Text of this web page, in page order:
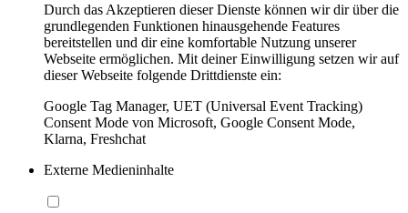
Durch das Akzeptieren dieser Dienste können wir dir über die
grundlegenden Funktionen hinausgehende Features
bereitstellen und dir eine komfortable Nutzung unserer
Webseite ermöglichen. Mit deiner Einwilligung setzen wir auf
dieser Webseite folgende Drittdienste ein:
Google Tag Manager, UET (Universal Event Tracking)
Consent Mode von Microsoft, Google Consent Mode,
Klarna, Freshchat
Externe Medieninhalte